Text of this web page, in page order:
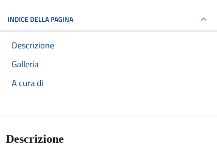
INDICE DELLA PAGINA
Descrizione
Galleria
A cura di
Descrizione